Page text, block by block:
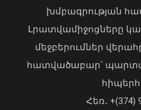
Սամվել Սիմոնյանը
«Հայրենիքին մատուցած
ծառայությունների համար»
շքանշանով
06 Օգոստոս, 2026 18:53
Վարչապետ Փաշինյանն
«ԷԼԵՎԵՅԹ ԷՅԱՅ»
խմբագրության
Լրատվամիջոցները
մեջբերումներ
հատվածաբար՝
Հեռ․ +(374)